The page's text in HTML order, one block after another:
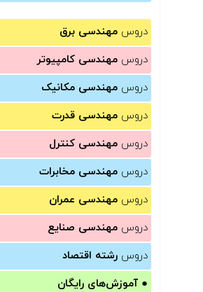
دروس مهندسی برق
دروس مهندسی کامپیوتر
دروس مهندسی مکانیک
دروس مهندسی قدرت
دروس مهندسی کنترل
دروس مهندسی مخابرات
دروس مهندسی عمران
دروس مهندسی صنایع
دروس رشته اقتصاد
● آموزش‌های رایگان